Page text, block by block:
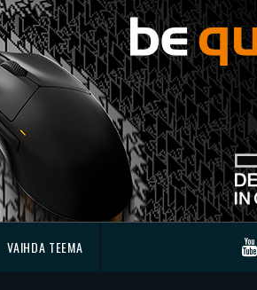
VAIHDA TEEMA